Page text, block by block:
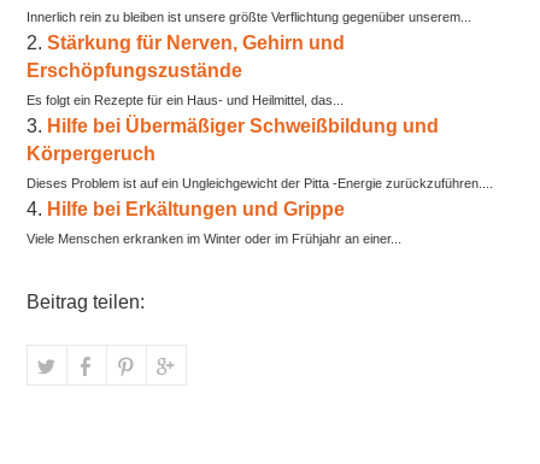
Innerlich rein zu bleiben ist unsere größte Verflichtung gegenüber unserem...
Stärkung für Nerven, Gehirn und
Erschöpfungszustände
Es folgt ein Rezepte für ein Haus- und Heilmittel, das...
Hilfe bei Übermäßiger Schweißbildung und
Körpergeruch
Dieses Problem ist auf ein Ungleichgewicht der Pitta -Energie zurückzuführen....
Hilfe bei Erkältungen und Grippe
Viele Menschen erkranken im Winter oder im Frühjahr an einer...
Beitrag teilen: